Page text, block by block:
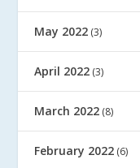
May 2022 (3)
April 2022 (3)
March 2022 (8)
February 2022 (6)